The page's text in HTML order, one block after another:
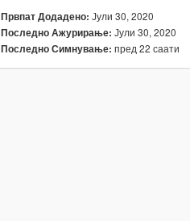
Првпат Додадено: Јули 30, 2020
Последно Ажурирање: Јули 30, 2020
Последно Симнување: пред 22 саати